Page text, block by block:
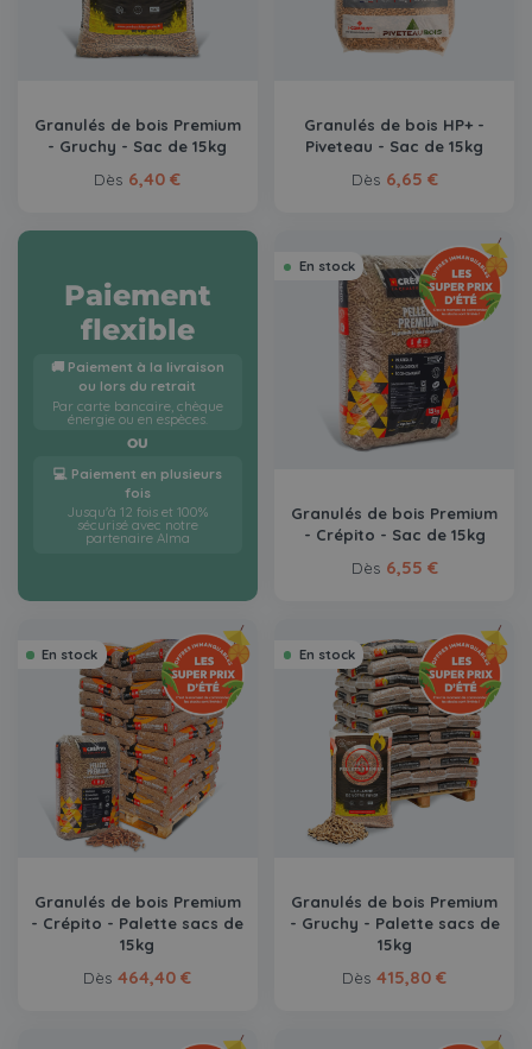
Granulés de bois Premium
- Gruchy - Sac de 15kg
Dès 6,40 €
Granulés de bois HP+ -
Piveteau - Sac de 15kg
Dès 6,65 €
Paiement
flexible
🚚 Paiement à la livraison
ou lors du retrait
Par carte bancaire, chèque
énergie ou en espèces.
OU
💻 Paiement en plusieurs
fois
Jusqu'à 12 fois et 100%
sécurisé avec notre
partenaire Alma
En stock
Granulés de bois Premium
- Crépito - Sac de 15kg
Dès 6,55 €
En stock
Granulés de bois Premium
- Crépito - Palette sacs de
15kg
Dès 464,40 €
En stock
Granulés de bois Premium
- Gruchy - Palette sacs de
15kg
Dès 415,80 €